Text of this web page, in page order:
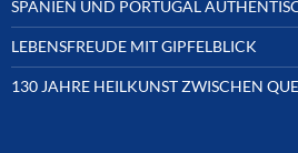
SPANIEN UND PORTUGAL
LEBENSFREUDE MIT GIPFELBLICK
130 JAHRE HEILKUNST ZWISCHEN